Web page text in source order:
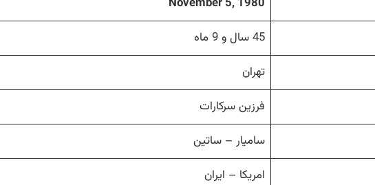
45 سال و 9 ماه
تهران
فرزین سرکارات
سامیار – ساتین
امریکا – ایران